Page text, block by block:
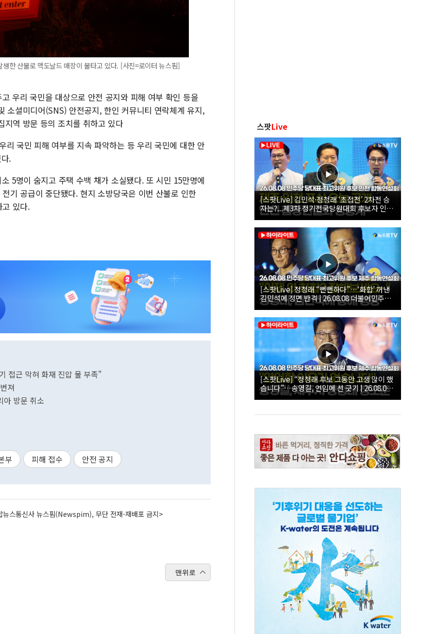
한 산불로 맥도날드 매장이 불타고 있다. [사진=로이터 뉴스핌]
우리 국민을 대상으로 안전 공지와 피해 여부 확인 등을
소셜미디어(SNS) 안전공지, 한인 커뮤니티 연락체계 유지,
지역 방문 등의 조치를 취하고 있다
리 국민 피해 여부를 지속 파악하는 등 우리 국민에 대한 안
.
5명이 숨지고 주택 수백 채가 소실됐다. 또 시민 15만명에
기 공급이 중단됐다. 현지 소방당국은 이번 산불로 인한
있다.
접근 막혀 화재 진압 물 부족"
져
아 방문 취소
부 피해 접수 안전 공지
뉴스통신사 뉴스핌(Newspim), 무단 전재-재배포 금지>
맨위로
스팟Live
[스팟Live] 김민석·정청래 ‘초접전’ 2차전 승
자는?...제3차 정기전국당원대회 후보자 인천
합동연설회 생중계 | 26.08.08
[스팟Live] 정청래 “뻔뻔하다”…‘화합’ 꺼낸
김민석에 정면 반격 | 26.08.08 더불어민주당
당대표·최고위원 후보 제주 합동연설회
[스팟Live] “정청래 후보 그동안 고생 많이 했
습니다”…송영길, 연임에 선 긋기 | 26.08.08
더불어민주당 당대표·최고위원 후보 제주 합